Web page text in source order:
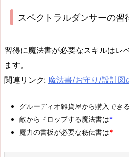
スペクトラルダンサーの習
習得に魔法書が必要なスキルはレ
ます。
関連リンク: 魔法書/お守り/設計図
グルーディオ雑貨屋から購入でき
敵からドロップする魔法書は*
魔力の書板が必要な秘伝書は*